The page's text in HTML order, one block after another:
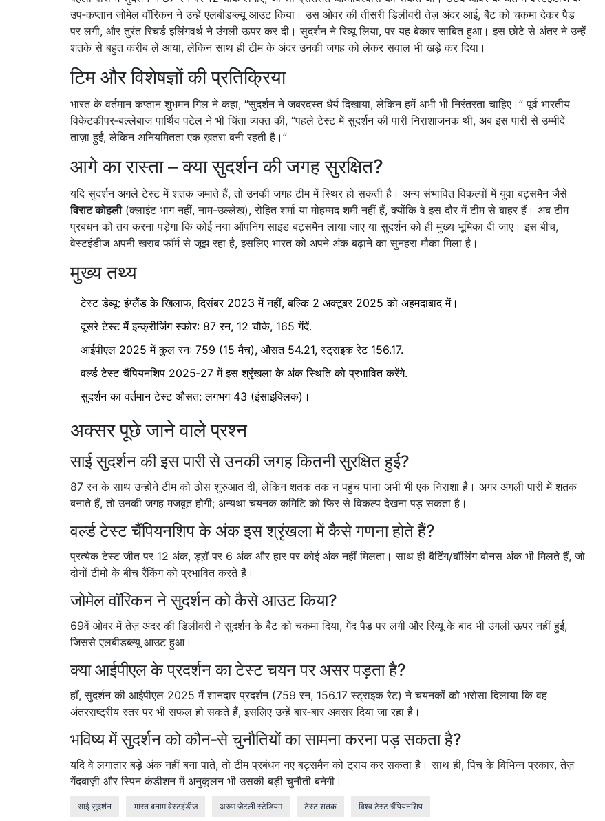
उप‑कप्तानजोमेल वॉरिकनने उन्हें एलबीडब्ल्यू आउट किया। उस ओवर की तीसरी डिलीवरी तेज़ अंदर आई, बैट को चकमा देकर पैड
पर लगी, और तुरंतरिचर्ड इलिंगवर्थ ने उंगली ऊपर कर दी। सुदर्शन ने रिव्यू लिया, पर यह बेकार साबित हुआ। इस छोटे से अंतर ने उन्हें
शतके से बहुत करीब ले आया, लेकिन साथ ही टीम के अंदर उनकी जगह को लेकर सवाल भी खड़े कर दिया।
टिम और विशेषज्ञों की प्रतिक्रिया
भारत के वर्तमान कप्तानशुभमन गिल ने कहा, “सुदर्शन ने जबरदस्त धैर्य दिखाया, लेकिन हमें अभी भी निरंतरता चाहिए।” पूर्व भारतीय
विकेटकीपर‑बल्लेबाज पार्थिव पटेल ने भी चिंता व्यक्त की, “पहले टेस्ट में सुदर्शन की पारी निराशाजनक थी, अब इस पारी से उम्मीदें
ताज़ा हुईं, लेकिन अनियमितता एक ख़तरा बनी रहती है।”
आगे का रास्ता – क्या सुदर्शन की जगह सुरक्षित?
यदि सुदर्शन अगले टेस्ट में शतक जमाते हैं, तो उनकी जगह टीम में स्थिर हो सकती है। अन्य संभावित विकल्पों में युवा बट्समैन जैसे
विराट कोहली(क्लाइंट भाग नहीं, नाम-उल्लेख), रोहित शर्मा या मोहम्मद शमी नहीं हैं, क्योंकि वे इस दौर में टीम से बाहर हैं। अब टीम
प्रबंधन को तय करना पड़ेगा कि कोई नया ऑपनिंग साइड बट्समैन लाया जाए या सुदर्शन को ही मुख्य भूमिका दी जाए। इस बीच,
वेस्टइंडीज अपनी खराब फॉर्म से जूझ रहा है, इसलिए भारत को अपने अंक बढ़ाने का सुनहरा मौका मिला है।
मुख्य तथ्य
टेस्ट डेब्यू: इंग्लैंड के खिलाफ, दिसंबर 2023 में नहीं, बल्कि 2 अक्टूबर 2025 को अहमदाबाद में।
दूसरे टेस्ट में इन्क्रीजिंग स्कोर: 87 रन, 12 चौके, 165 गेंदें.
आईपीएल 2025 में कुल रन: 759 (15 मैच), औसत 54.21, स्ट्राइक रेट 156.17.
वर्ल्ड टेस्ट चैंपियनशिप 2025‑27 में इस श्रृंखला के अंक स्थिति को प्रभावित करेंगे.
सुदर्शन का वर्तमान टेस्ट औसत: लगभग 43 (इंसाइक्लिक)।
अक्सर पूछे जाने वाले प्रश्न
साई सुदर्शन की इस पारी से उनकी जगह कितनी सुरक्षित हुई?
87 रन के साथ उन्होंने टीम को ठोस शुरुआत दी, लेकिन शतक तक न पहुंच पाना अभी भी एक निराशा है। अगर अगली पारी में शतक
बनाते हैं, तो उनकी जगह मजबूत होगी; अन्यथा चयनक कमिटि को फिर से विकल्प देखना पड़ सकता है।
वर्ल्ड टेस्ट चैंपियनशिप के अंक इस श्रृंखला में कैसे गणना होते हैं?
प्रत्येक टेस्ट जीत पर 12 अंक, ड्ऱॉ पर 6 अंक और हार पर कोई अंक नहीं मिलता। साथ ही बैटिंग/बॉलिंग बोनस अंक भी मिलते हैं, जो
दोनों टीमों के बीच रैंकिंग को प्रभावित करते हैं।
जोमेल वॉरिकन ने सुदर्शन को कैसे आउट किया?
69वें ओवर में तेज़ अंदर की डिलीवरी ने सुदर्शन के बैट को चकमा दिया, गेंद पैड पर लगी और रिव्यू के बाद भी उंगली ऊपर नहीं हुई,
जिससे एलबीडब्ल्यू आउट हुआ।
क्या आईपीएल के प्रदर्शन का टेस्ट चयन पर असर पड़ता है?
हाँ, सुदर्शन की आईपीएल 2025 में शानदार प्रदर्शन (759 रन, 156.17 स्ट्राइक रेट) ने चयनकों को भरोसा दिलाया कि वह
अंतरराष्ट्रीय स्तर पर भी सफल हो सकते हैं, इसलिए उन्हें बार‑बार अवसर दिया जा रहा है।
भविष्य में सुदर्शन को कौन‑से चुनौतियों का सामना करना पड़ सकता है?
यदि वे लगातार बड़े अंक नहीं बना पाते, तो टीम प्रबंधन नए बट्समैन को ट्राय कर सकता है। साथ ही, पिच के विभिन्न प्रकार, तेज़
गेंदबाज़ी और स्पिन कंडीशन में अनुकूलन भी उसकी बड़ी चुनौती बनेगी।
साई सुदर्शन भारत बनाम वेस्टइंडीज अरुण जेटली स्टेडियम टेस्ट शतक विश्व टेस्ट चैंपियनशिप